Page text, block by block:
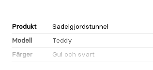
Produkt
Sadelgjordstunnel
Modell
Teddy
Färger
Gul och svart